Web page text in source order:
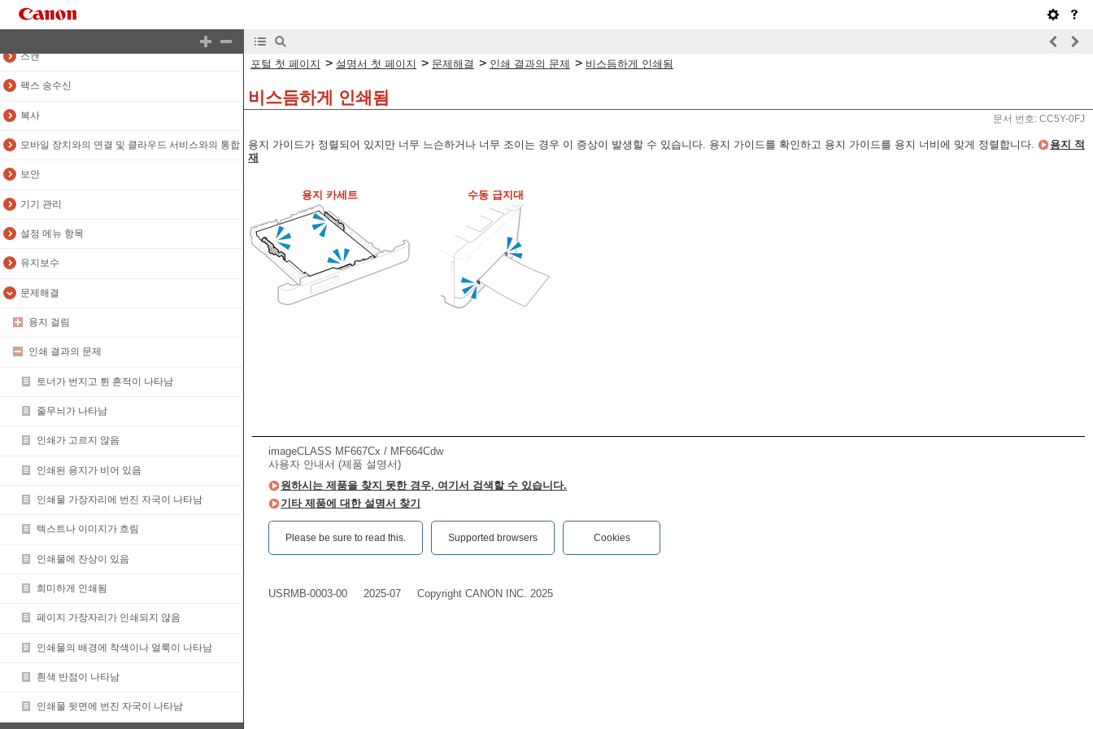
인쇄
스캔
팩스 송수신
복사
모바일 장치와의 연결 및 클라우드 서비스와의 통합
보안
기기 관리
설정 메뉴 항목
유지보수
문제해결
용지 걸림
인쇄 결과의 문제
토너가 번지고 튄 흔적이 나타남
줄무늬가 나타남
인쇄가 고르지 않음
인쇄된 용지가 비어 있음
인쇄물 가장자리에 번진 자국이 나타남
텍스트나 이미지가 흐림
인쇄물에 잔상이 있음
희미하게 인쇄됨
페이지 가장자리가 인쇄되지 않음
인쇄물의 배경에 착색이나 얼룩이 나타남
흰색 반점이 나타남
인쇄물 뒷면에 번진 자국이 나타남
포털 첫 페이지 > 설명서 첫 페이지 > 문제해결 > 인쇄 결과의 문제 > 비스듬하게 인쇄됨
비스듬하게 인쇄됨
문서 번호: CC5Y-0FJ
용지 가이드가 정렬되어 있지만 너무 느슨하거나 너무 조이는 경우 이 증상이 발생할 수 있습니다. 용지 가이드를 확인하고 용지 가이드를 용지 너비에 맞게 정렬합니다.
용지 적
재
용지 카세트 수동 급지대
imageCLASS MF667Cx / MF664Cdw
사용자 안내서 (제품 설명서)
원하시는 제품을 찾지 못한 경우, 여기서 검색할 수 있습니다.
기타 제품에 대한 설명서 찾기
Please be sure to read this.‎ Supported browsers Cookies
USRMB-0003-00 2025-07 Copyright CANON INC. 2025